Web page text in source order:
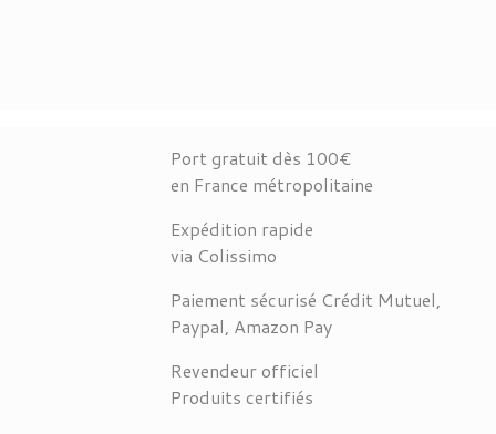
Port gratuit dès 100€
en France métropolitaine
Expédition rapide
via Colissimo
Paiement sécurisé Crédit Mutuel,
Paypal, Amazon Pay
Revendeur officiel
Produits certifiés